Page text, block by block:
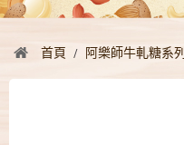
首頁 阿樂師牛軋糖系列